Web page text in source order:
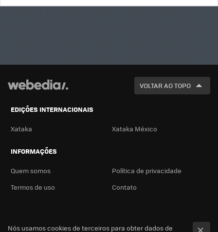
VOLTAR AO TOPO
EDIÇÕES INTERNACIONAIS
Xataka Xataka México
INFORMAÇÕES
Quem somos
Política de privacidade
Termos de uso
Contato
Nós usamos cookies de terceiros para obter dados de